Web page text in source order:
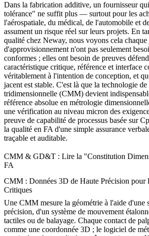
Dans la fabrication additive, un fournisseur
tolérance" ne suffit plus — surtout pour les
l'aérospatiale, du médical, de l'automobile et
assument un risque réel sur leurs projets. En
qualité chez Neway, nous voyons cela
d'approvisionnement n'ont pas seulement
conformes ; elles ont besoin de preuves
caractéristique critique, référence et interface
véritablement à l'intention de conception, et
jacent est stable. C'est là que la technologie
tridimensionnelle (CMM) devient
référence absolue en métrologie
une vérification au niveau micron des
preuve de capabilité de processus basée sur
la qualité en FA d'une simple assurance
traçable et auditable.
CMM & GD&T : Lire la "Constitution
FA
CMM : Données 3D de Haute Précision pour
Critiques
Une CMM mesure la géométrie à l'aide d'une
précision, d'un système de mouvement
tactiles ou de balayage. Chaque contact de
comme une coordonnée 3D ; le logiciel de